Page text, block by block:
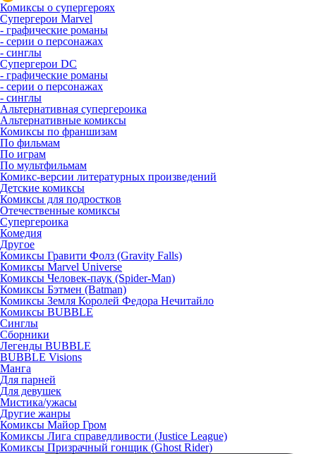
Комиксы о супергероях
Супергерои Marvel
- графические романы
- серии о персонажах
- синглы
Супергерои DC
- графические романы
- серии о персонажах
- синглы
Альтернативная супергероика
Альтернативные комиксы
Комиксы по франшизам
По фильмам
По играм
По мультфильмам
Комикс-версии литературных произведений
Детские комиксы
Комиксы для подростков
Отечественные комиксы
Супергероика
Комедия
Другое
Комиксы Гравити Фолз (Gravity Falls)
Комиксы Marvel Universe
Комиксы Человек-паук (Spider-Man)
Комиксы Бэтмен (Batman)
Комиксы Земля Королей Федора Нечитайло
Комиксы BUBBLE
Синглы
Сборники
Легенды BUBBLE
BUBBLE Visions
Манга
Для парней
Для девушек
Мистика/ужасы
Другие жанры
Комиксы Майор Гром
Комиксы Лига справедливости (Justice League)
Комиксы Призрачный гонщик (Ghost Rider)